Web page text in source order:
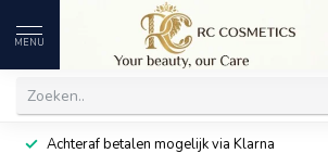
MENU
Achteraf betalen mogelijk via Klarna